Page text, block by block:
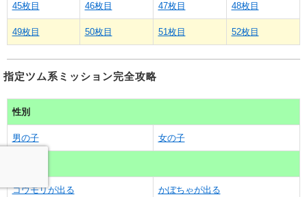
45枚目 46枚目 47枚目 48枚目
49枚目 50枚目 51枚目 52枚目
指定ツム系ミッション完全攻略
性別
男の子 女の子
コウモリが出る かぼちゃが出る